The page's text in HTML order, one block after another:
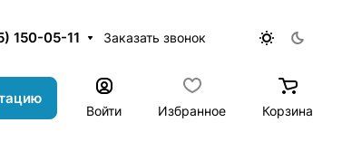
150-05-11 Заказать звонок
Войти Избранное Корзина